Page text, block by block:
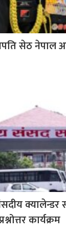
सेठ नेपाल
क्यालेन्डर
कार्यक्रम